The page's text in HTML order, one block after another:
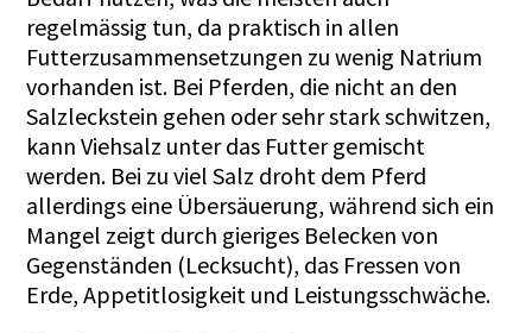
regelmässig tun, da praktisch in allen
Futterzusammensetzungen zu wenig Natrium
vorhanden ist. Bei Pferden, die nicht an den
Salzleckstein gehen oder sehr stark schwitzen,
kann Viehsalz unter das Futter gemischt
werden. Bei zu viel Salz droht dem Pferd
allerdings eine Übersäuerung, während sich ein
Mangel zeigt durch gieriges Belecken von
Gegenständen (Lecksucht), das Fressen von
Erde, Appetitlosigkeit und Leistungsschwäche.